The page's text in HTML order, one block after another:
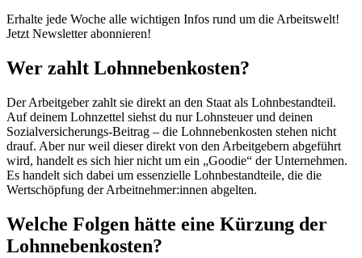
Erhalte jede Woche alle wichtigen Infos rund um die Arbeitswelt!
Jetzt Newsletter abonnieren!
Wer zahlt Lohnnebenkosten?
Der Arbeitgeber zahlt sie direkt an den Staat als Lohnbestandteil.
Auf deinem Lohnzettel siehst du nur Lohnsteuer und deinen
Sozialversicherungs-Beitrag – die Lohnnebenkosten stehen nicht
drauf. Aber nur weil dieser direkt von den Arbeitgebern abgeführt
wird, handelt es sich hier nicht um ein „Goodie“ der Unternehmen.
Es handelt sich dabei um essenzielle Lohnbestandteile, die die
Wertschöpfung der Arbeitnehmer:innen abgelten.
Welche Folgen hätte eine Kürzung der
Lohnnebenkosten?